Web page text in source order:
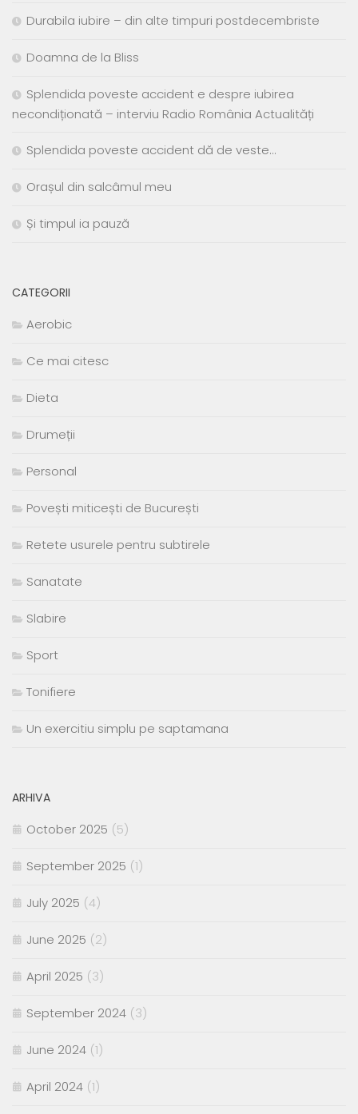
Durabila iubire – din alte timpuri postdecembriste
Doamna de la Bliss
Splendida poveste accident e despre iubirea
necondiționată – interviu Radio România Actualități
Splendida poveste accident dă de veste…
Orașul din salcâmul meu
Și timpul ia pauză
CATEGORII
Aerobic
Ce mai citesc
Dieta
Drumeții
Personal
Povești miticești de București
Retete usurele pentru subtirele
Sanatate
Slabire
Sport
Tonifiere
Un exercitiu simplu pe saptamana
ARHIVA
October 2025 (5)
September 2025 (1)
July 2025 (4)
June 2025 (2)
April 2025 (3)
September 2024 (3)
June 2024 (1)
April 2024 (1)